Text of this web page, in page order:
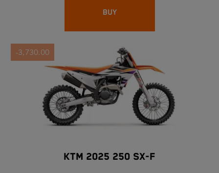
BUY
-3,730.00
KTM 2025 250 SX-F